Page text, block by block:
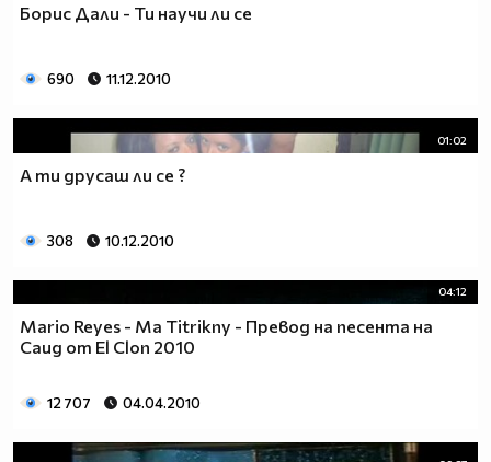
Борис Дали - Ти научи ли се
690 11.12.2010
01:02
А ти друсаш ли се ?
308 10.12.2010
04:12
Mario Reyes - Ma Titrikny - Превод на песента на
Саид от El Clon 2010
12 707 04.04.2010